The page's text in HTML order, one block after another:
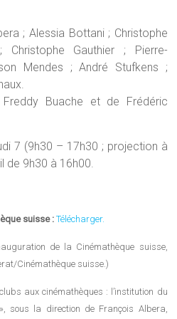
; Alessia Bottani ; Christophe
Gauthier ; Pierre-
Mendes ; André Stufkens ;
Buache et de Frédéric
7 (9h30 – 17h30 ; projection à
de 9h30 à 16h00.
suisse :Télécharger.
de la Cinémathèque suisse,
Cinémathèque suisse.)
aux cinémathèques : l’institution du
sous la direction de François Albera,